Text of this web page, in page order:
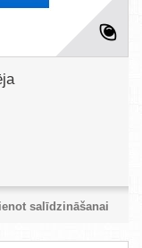
salīdzināšanai